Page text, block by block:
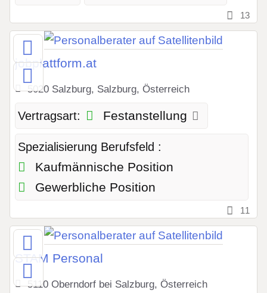
13
jobplattform.at
5020 Salzburg, Salzburg, Österreich
Vertragsart: Festanstellung
Spezialisierung Berufsfeld :
Kaufmännische Position
Gewerbliche Position
11
STAM Personal
5110 Oberndorf bei Salzburg, Österreich